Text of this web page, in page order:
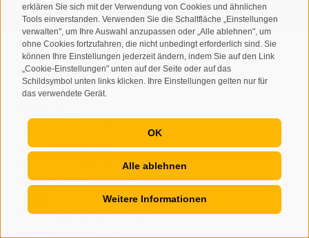
erklären Sie sich mit der Verwendung von Cookies und ähnlichen
Tools einverstanden. Verwenden Sie die Schaltfläche „Einstellungen
verwalten", um Ihre Auswahl anzupassen oder „Alle ablehnen", um
ohne Cookies fortzufahren, die nicht unbedingt erforderlich sind. Sie
können Ihre Einstellungen jederzeit ändern, indem Sie auf den Link
„Cookie-Einstellungen" unten auf der Seite oder auf das
Schildsymbol unten links klicken. Ihre Einstellungen gelten nur für
das verwendete Gerät.
OK
Alle ablehnen
Weitere Informationen
Tourismusverein Ahrntal
I-39030
tv.ahrntal@pec-bz.it
MWSt.-Nr.: 00506410216
Steuernummer: 81008810210
+39 0474 671136